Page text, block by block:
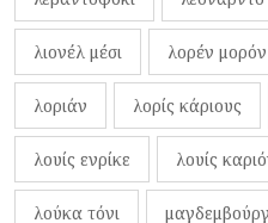
λιονέλ μέσι λορέν μορόν
λοριάν λορίς κάριους
λουίς ενρίκε λουίς
λούκα τόνι